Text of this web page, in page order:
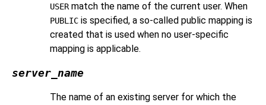
USERmatch the name of the current user. When
PUBLIC is specified, a so-called public mapping is
created that is used when no user-specific
mapping is applicable.
server_name
The name of an existing server for which the